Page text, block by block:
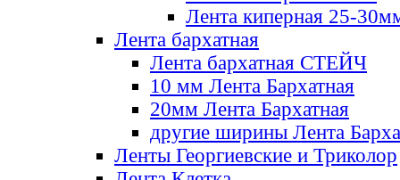
Лента киперная 25-
Лента бархатная
Лента бархатная СТЕЙЧ
10 мм Лента Бархатная
20мм Лента Бархатная
другие ширины Лента
Ленты Георгиевские и Триколор